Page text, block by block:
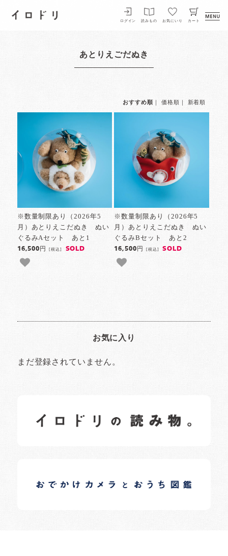
イロドリ
ログイン 読みもの お気にいり カート
あとりえごだぬき
おすすめ順 価格順 新着順
※数量制限あり（2026年5
月）あとりえこだぬき ぬい
ぐるみAセット あと1
16,500円[税込] SOLD
※数量制限あり（2026年5
月）あとりえこだぬき ぬい
ぐるみBセット あと2
16,500円 [税込] SOLD
お気に入り
まだ登録されていません。
日常の様子など随時更新中です。
日常の様子など随時更新中です。